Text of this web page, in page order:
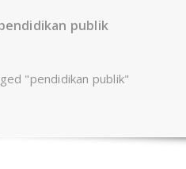
publik
"pendidikan publik"